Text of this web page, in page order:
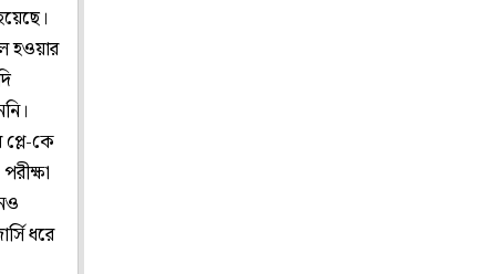
হওয়ার
কে
ধরে